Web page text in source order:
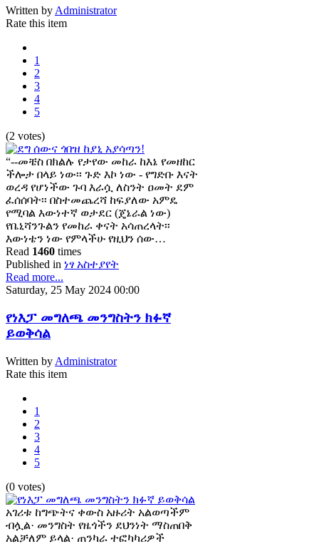
Written by Administrator
Rate this item
1
2
3
4
5
(2 votes)
“--መቼስ በክልሉ የታየው መከራ ከእኔ የመዘከር
ችሎታ በላይ ነው፡፡ ጉድ እኮ ነው - የግድቡ እናት
ወረዳ የሆነችው ጉባ እራሷ ለስንት ዐመት ደም
ፈሰሰባት፡፡ በስተመጨረሻ ከፍያለው አምዴ
የሚባል እውነተኛ ወታደር (ጄኔራል ነው)
የቤኒሻንጉልን የመከራ ቀናት አሳጠረላት፡፡
እውነቴን ነው የምላችሁ የዚህን ሰው…
Read 1460 times
Published in ነፃ አስተያየት
Read more...
Saturday, 25 May 2024 00:00
የነእፓ መግለጫ መንግስትን ክፉኛ
ይወቅሳል
Written by Administrator
Rate this item
1
2
3
4
5
(0 votes)
አገሪቱ ከግጭትና ቀውስ አዙሪት አልወጣችም
ብሏል· መንግስት የዜጎችን ደህንነት ማስጠበቅ
አልቻለም ይላል· ጠንካራ ተፎካካሪዎች